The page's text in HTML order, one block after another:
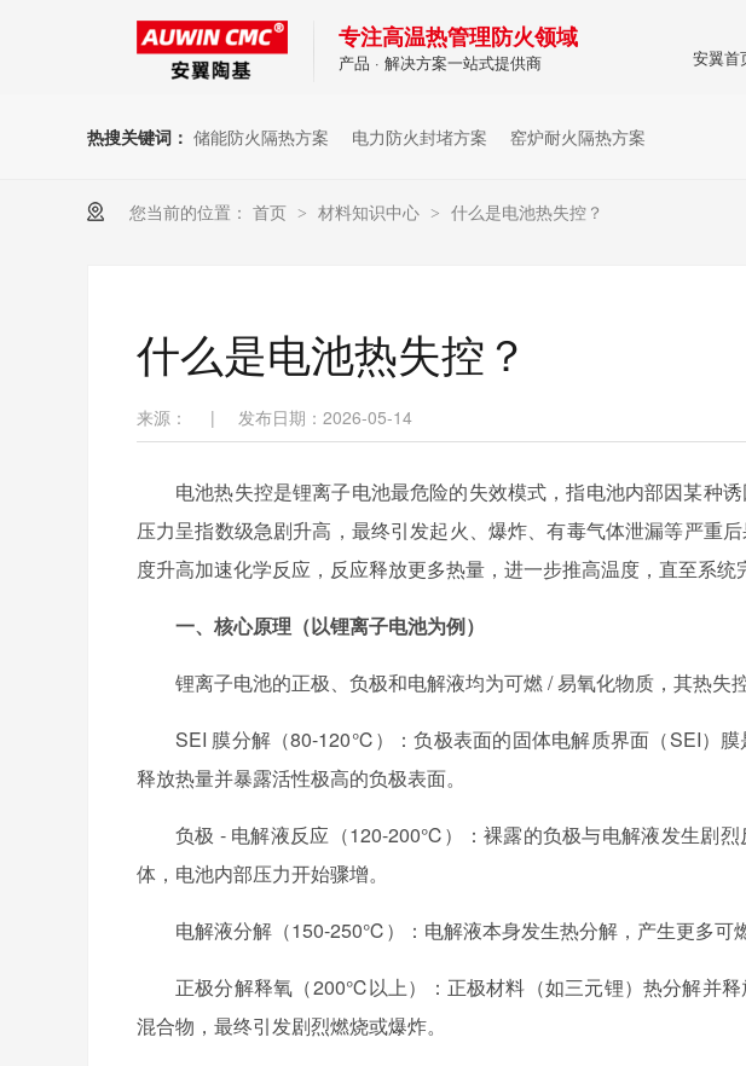
专注高温热管理防火领域
产品 · 解决方案一站式提供商 安翼首
热搜关键词： 储能防火隔热方案 电力防火封堵方案 窑炉耐火隔热方案
您当前的位置： 首页 > 材料知识中心 > 什么是电池热失控？
什么是电池热失控？
来源： | 发布日期：2026-05-14
电池热失控是锂离子电池最危险的失效模式，指电池内部因某种
压力呈指数级急剧升高，最终引发起火、爆炸、有毒气体泄漏等严重
度升高加速化学反应，反应释放更多热量，进一步推高温度，直至系统
一、核心原理（以锂离子电池为例）
锂离子电池的正极、负极和电解液均为可燃 / 易氧化物质，其热失
SEI 膜分解（80-120℃）：负极表面的固体电解质界面（SEI）
释放热量并暴露活性极高的负极表面。
负极 - 电解液反应（120-200℃）：裸露的负极与电解液发生剧
体，电池内部压力开始骤增。
电解液分解（150-250℃）：电解液本身发生热分解，产生更多可
正极分解释氧（200℃以上）：正极材料（如三元锂）热分解并
混合物，最终引发剧烈燃烧或爆炸。